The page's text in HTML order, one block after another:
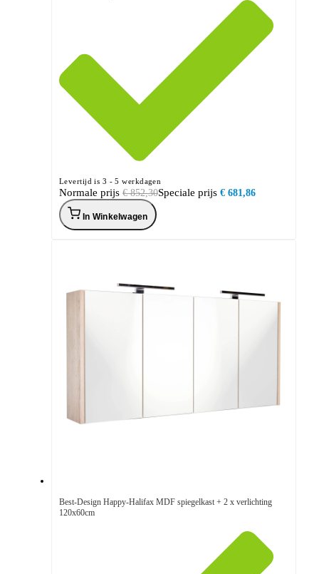
Levertijd is 3 - 5 werkdagen
Speciale prijs € 681,86
Normale prijs € 852,30
In Winkelwagen
Best-Design Happy-Halifax MDF spiegelkast + 2 x verlichting
120x60cm